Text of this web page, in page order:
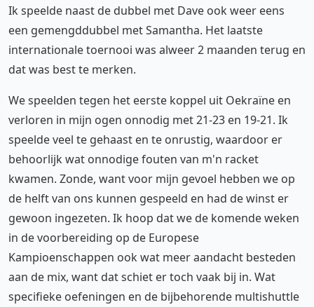
Ik speelde naast de dubbel met Dave ook weer eens
een gemengddubbel met Samantha. Het laatste
internationale toernooi was alweer 2 maanden terug en
dat was best te merken.
We speelden tegen het eerste koppel uit Oekraïne en
verloren in mijn ogen onnodig met 21-23 en 19-21. Ik
speelde veel te gehaast en te onrustig, waardoor er
behoorlijk wat onnodige fouten van m'n racket
kwamen. Zonde, want voor mijn gevoel hebben we op
de helft van ons kunnen gespeeld en had de winst er
gewoon ingezeten. Ik hoop dat we de komende weken
in de voorbereiding op de Europese
Kampioenschappen ook wat meer aandacht besteden
aan de mix, want dat schiet er toch vaak bij in. Wat
specifieke oefeningen en de bijbehorende multishuttle